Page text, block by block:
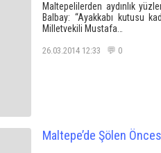
Maltepelilerden aydınlık
Balbay: “Ayakkabı
Milletvekili Mustafa…
26.03.2014 12:33 💬 0
Maltepe’de Şölen